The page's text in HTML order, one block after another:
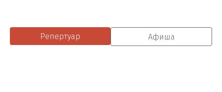
Репертуар Афиша